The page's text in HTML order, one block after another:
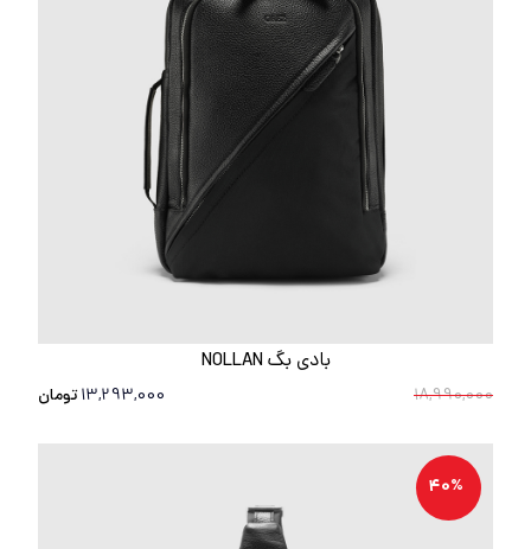
بادی بگ NOLLAN
18,990,000
13,293,000تومان
40%